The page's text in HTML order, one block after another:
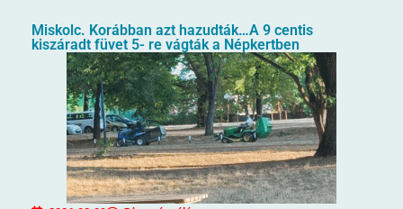
Miskolc. Korábban azt hazudták…A 9 centis
kiszáradt füvet 5- re vágták a Népkertben